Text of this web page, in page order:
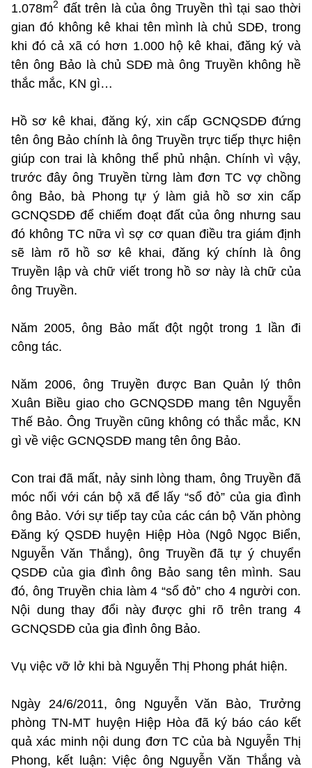
1.078m2 đất trên là của ông Truyền thì tại sao thời
gian đó không kê khai tên mình là chủ SDĐ, trong
khi đó cả xã có hơn 1.000 hộ kê khai, đăng ký và
tên ông Bảo là chủ SDĐ mà ông Truyền không hề
thắc mắc, KN gì…
Hồ sơ kê khai, đăng ký, xin cấp GCNQSDĐ đứng
tên ông Bảo chính là ông Truyền trực tiếp thực hiện
giúp con trai là không thể phủ nhận. Chính vì vậy,
trước đây ông Truyền từng làm đơn TC vợ chồng
ông Bảo, bà Phong tự ý làm giả hồ sơ xin cấp
GCNQSDĐ để chiếm đoạt đất của ông nhưng sau
đó không TC nữa vì sợ cơ quan điều tra giám định
sẽ làm rõ hồ sơ kê khai, đăng ký chính là ông
Truyền lập và chữ viết trong hồ sơ này là chữ của
ông Truyền.
Năm 2005, ông Bảo mất đột ngột trong 1 lần đi
công tác.
Năm 2006, ông Truyền được Ban Quản lý thôn
Xuân Biều giao cho GCNQSDĐ mang tên Nguyễn
Thế Bảo. Ông Truyền cũng không có thắc mắc, KN
gì về việc GCNQSDĐ mang tên ông Bảo.
Con trai đã mất, nảy sinh lòng tham, ông Truyền đã
móc nối với cán bộ xã để lấy “sổ đỏ” của gia đình
ông Bảo. Với sự tiếp tay của các cán bộ Văn phòng
Đăng ký QSDĐ huyện Hiệp Hòa (Ngô Ngọc Biển,
Nguyễn Văn Thắng), ông Truyền đã tự ý chuyển
QSDĐ của gia đình ông Bảo sang tên mình. Sau
đó, ông Truyền chia làm 4 “sổ đỏ” cho 4 người con.
Nội dung thay đổi này được ghi rõ trên trang 4
GCNQSDĐ của gia đình ông Bảo.
Vụ việc vỡ lở khi bà Nguyễn Thị Phong phát hiện.
Ngày 24/6/2011, ông Nguyễn Văn Bào, Trưởng
phòng TN-MT huyện Hiệp Hòa đã ký báo cáo kết
quả xác minh nội dung đơn TC của bà Nguyễn Thị
Phong, kết luận: Việc ông Nguyễn Văn Thắng và